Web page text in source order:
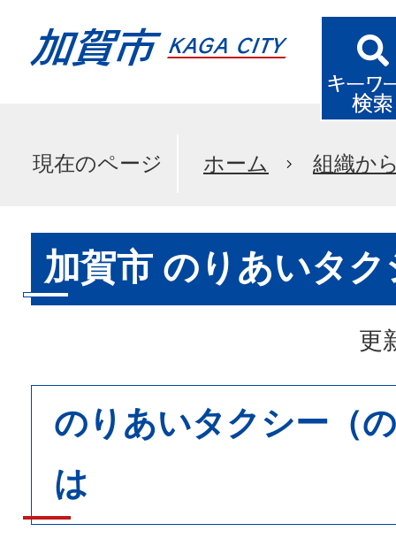
現在のページ ホーム 組織か
加賀市 のりあいタク
更
のりあいタクシー（
は